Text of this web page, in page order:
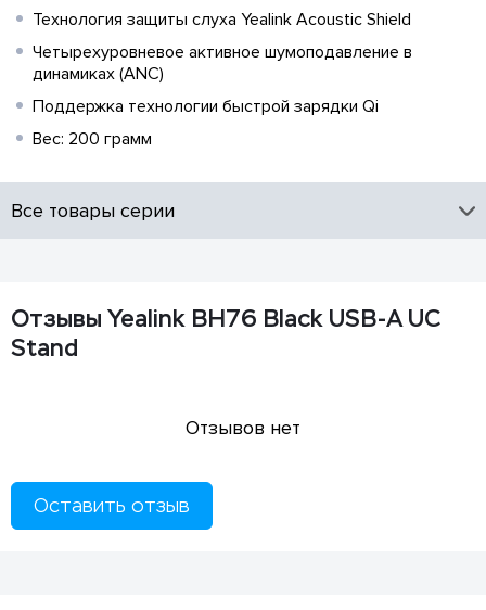
Технология защиты слуха Yealink Acoustic Shield
Четырехуровневое активное шумоподавление в
динамиках (ANC)
Поддержка технологии быстрой зарядки Qi
Вес: 200 грамм
Все товары серии
Отзывы Yealink BH76 Black USB-A UC
Stand
Отзывов нет
Оставить отзыв